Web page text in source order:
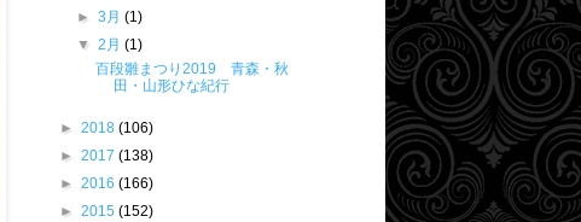
►3月(1)
▼2月(1)
百段雛まつり2019 青森・秋
田・山形ひな紀行
► 2018 (106)
► 2017 (138)
► 2016 (166)
► 2015 (152)